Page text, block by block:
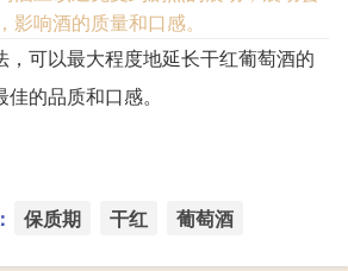
响酒的质量和口感。
，可以最大程度地延长干红葡萄酒的
的品质和口感。
保质期 干红 葡萄酒